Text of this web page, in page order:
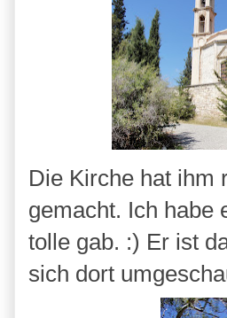
Die Kirche hat ihm
gemacht. Ich habe
tolle gab. :) Er ist
sich dort